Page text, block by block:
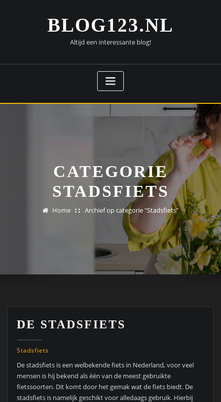
BLOG123.NL
Altijd een interessante blog!
CATEGORIE
STADSFIETS
Home Archief op categorie "Stadsfiets"
DE STADSFIETS
Stadsfiets
De stadsfiets is een welbekende fiets in Nederland, voor veel
mensen is hij bekend als één van de meest gebruikte
fietssoorten. Dit komt door het gemak wat de fiets biedt. De
stadsfiets is namelijk geschikt voor alledaags gebruik. Hierbij